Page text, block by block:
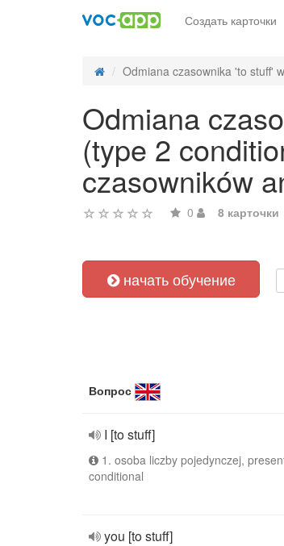
Создать карточки
Odmiana czasownika 'to stuff'
Odmiana
(type 2
czasowników
0 8 карточки
начать обучение
Вопрос
I [to stuff]
1. osoba liczby pojedynczej,
conditional
you [to stuff]